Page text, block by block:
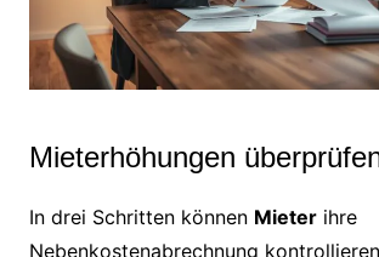
Mieterhöhungen
In drei Schritten können Mieterihre
Nebenkostenabrechnung